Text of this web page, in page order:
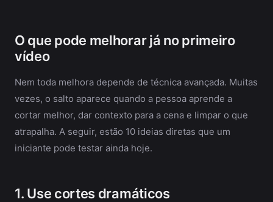
O que pode melhorar já no primeiro
vídeo
Nem toda melhora depende de técnica avançada. Muitas
vezes, o salto aparece quando a pessoa aprende a
cortar melhor, dar contexto para a cena e limpar o que
atrapalha. A seguir, estão 10 ideias diretas que um
iniciante pode testar ainda hoje.
1. Use cortes dramáticos